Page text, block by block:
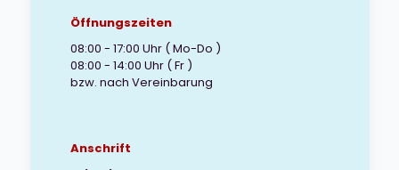
Öffnungszeiten
08:00 - 17:00 Uhr ( Mo-Do )
08:00 - 14:00 Uhr ( Fr )
bzw. nach Vereinbarung
Anschrift